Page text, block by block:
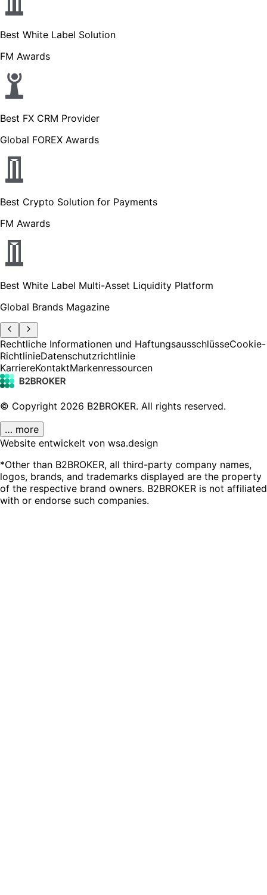
Best White Label Solution
FM Awards
Best FX CRM Provider
Global FOREX Awards
Best Crypto Solution for Payments
FM Awards
Best White Label Multi-Asset Liquidity Platform
Global Brands Magazine
Rechtliche Informationen und HaftungsausschlüsseCookie-
RichtlinieDatenschutzrichtlinie
KarriereKontaktMarkenressourcen
© Copyright 2026 B2BROKER. All rights reserved.
… more
Website entwickelt von wsa.design
*Other than B2BROKER, all third-party company names,
logos, brands, and trademarks displayed are the property
of the respective brand owners. B2BROKER is not affiliated
with or endorse such companies.